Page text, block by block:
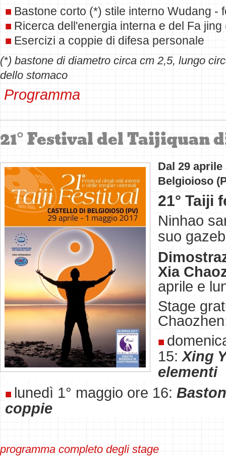
Bastone corto (*) stile interno Wudang -
Ricerca dell'energia interna e del Fa jing
Esercizi a coppie di difesa personale
(*) bastone di diametro circa cm 2,5, lungo
dello stomaco
Programma
21° Festival del Taijiquan
Dal 29 aprile
Belgioioso
21° Taiji
Ninhao
suo
Xia
aprile e
Stage
15: Xing
elementi
lunedì 1° maggio ore 16:
coppie
programma completo degli stage